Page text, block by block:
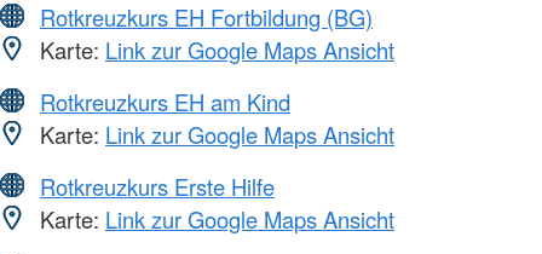
Rotkreuzkurs EH Fortbildung (BG)
Karte: Link zur Google Maps Ansicht
Rotkreuzkurs EH am Kind
Karte: Link zur Google Maps Ansicht
Rotkreuzkurs Erste Hilfe
Karte: Link zur Google Maps Ansicht